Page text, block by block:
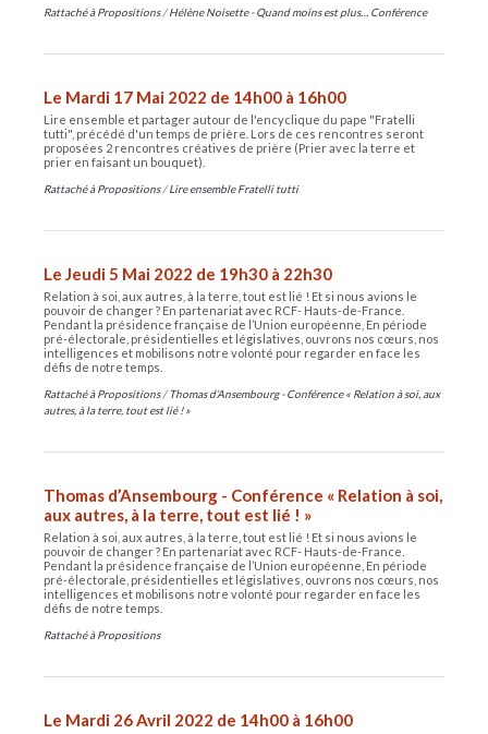
Rattaché à Propositions /Hélène Noisette - Quand moins est plus… Conférence
Le Mardi 17 Mai 2022 de 14h00 à 16h00
Lire ensemble et partager autour de l'encyclique du pape "Fratelli
tutti", précédé d'un temps de prière. Lors de ces rencontres seront
proposées 2 rencontres créatives de prière (Prier avec la terre et
prier en faisant un bouquet).
Rattaché à Propositions /Lire ensemble Fratelli tutti
Le Jeudi 5 Mai 2022 de 19h30 à 22h30
Relation à soi, aux autres, à la terre, tout est lié ! Et si nous avions le
pouvoir de changer ? En partenariat avec RCF- Hauts-de-France.
Pendant la présidence française de l’Union européenne, En période
pré-électorale, présidentielles et législatives, ouvrons nos cœurs, nos
intelligences et mobilisons notre volonté pour regarder en face les
défis de notre temps.
Rattaché à Propositions /Thomas d’Ansembourg - Conférence « Relation à soi, aux
autres, à la terre, tout est lié ! »
Thomas d’Ansembourg - Conférence « Relation à soi,
aux autres, à la terre, tout est lié ! »
Relation à soi, aux autres, à la terre, tout est lié ! Et si nous avions le
pouvoir de changer ? En partenariat avec RCF- Hauts-de-France.
Pendant la présidence française de l’Union européenne, En période
pré-électorale, présidentielles et législatives, ouvrons nos cœurs, nos
intelligences et mobilisons notre volonté pour regarder en face les
défis de notre temps.
Rattaché à Propositions
Le Mardi 26 Avril 2022 de 14h00 à 16h00